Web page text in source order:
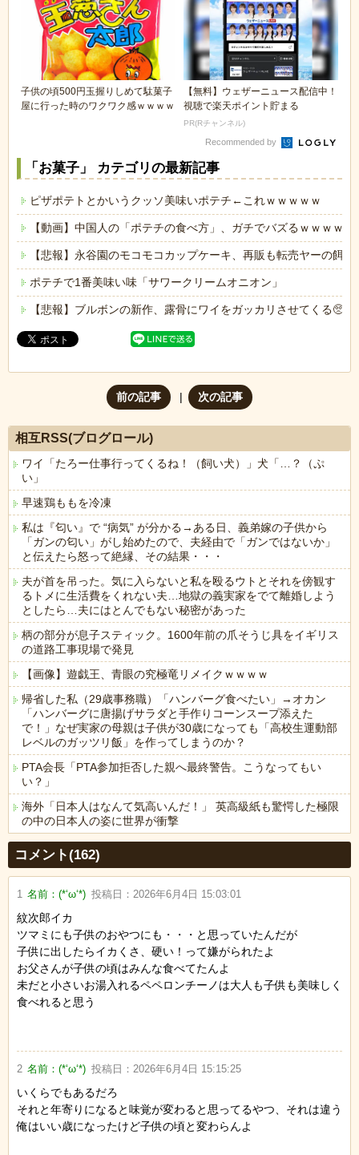
子供の頃500円玉握りしめて駄菓子
屋に行った時のワクワク感ｗｗｗｗ
【無料】ウェザーニュース配信中！
視聴で楽天ポイント貯まる
PR(Rチャンネル)
Recommended by
「お菓子」 カテゴリの最新記事
ピザポテトとかいうクッソ美味いポテチ←これｗｗｗｗｗ
【動画】中国人の「ポテチの食べ方」、ガチでバズるｗｗｗｗｗ
【悲報】永谷園のモコモコカップケーキ、再販も転売ヤーの餌
ポテチで1番美味い味「サワークリームオニオン」
【悲報】ブルボンの新作、露骨にワイをガッカリさせてくる🥺🌰
前の記事 次の記事
相互RSS(ブログロール)
ワイ「たろー仕事行ってくるね！（飼い犬）」犬「…？（ぷ
い」
早速鶏ももを冷凍
私は『匂い』で “病気” が分かる→ある日、義弟嫁の子供から
「ガンの匂い」がし始めたので、夫経由で「ガンではないか」
と伝えたら怒って絶縁、その結果・・・
夫が首を吊った。気に入らないと私を殴るウトとそれを傍観す
るトメに生活費をくれない夫…地獄の義実家をでて離婚しよう
としたら…夫にはとんでもない秘密があった
柄の部分が息子スティック。1600年前の爪そうじ具をイギリス
の道路工事現場で発見
【画像】遊戯王、青眼の究極竜リメイクｗｗｗｗ
帰省した私（29歳事務職）「ハンバーグ食べたい」→オカン
「ハンバーグに唐揚げサラダと手作りコーンスープ添えた
で！」なぜ実家の母親は子供が30歳になっても「高校生運動部
レベルのガッツリ飯」を作ってしまうのか？
PTA会長「PTA参加拒否した親へ最終警告。こうなってもい
い？」
海外「日本人はなんて気高いんだ！」 英高級紙も驚愕した極限
の中の日本人の姿に世界が衝撃
Powered by livedoor 相互RSS
コメント(162)
1 名前：(*‘ω‘*) 投稿日： 2026年6月4日 15:03:01
紋次郎イカ
ツマミにも子供のおやつにも・・・と思っていたんだが
子供に出したらイカくさ、硬い！って嫌がられたよ
お父さんが子供の頃はみんな食べてたんよ
未だと小さいお湯入れるペペロンチーノは大人も子供も美味しく
食べれると思う
2 名前：(*‘ω‘*) 投稿日： 2026年6月4日 15:15:25
いくらでもあるだろ
それと年寄りになると味覚が変わると思ってるやつ、それは違う
俺はいい歳になったけど子供の頃と変わらんよ